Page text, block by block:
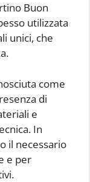
Buon
utilizzata
unici, che
come
di
e
In
il necessario
e per